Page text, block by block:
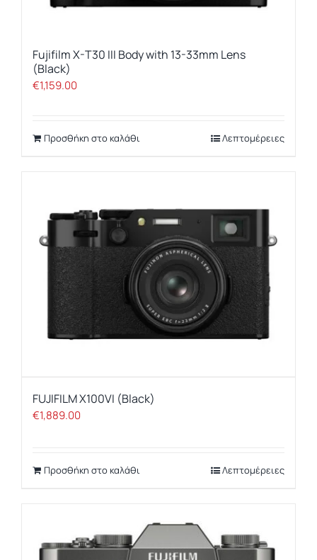
Fujifilm X-T30 III Body with 13-33mm Lens
(Black)
€1,159.00
Προσθήκη στο καλάθι Λεπτομέρειες
FUJIFILM X100VI (Black)
€1,889.00
Προσθήκη στο καλάθι Λεπτομέρειες